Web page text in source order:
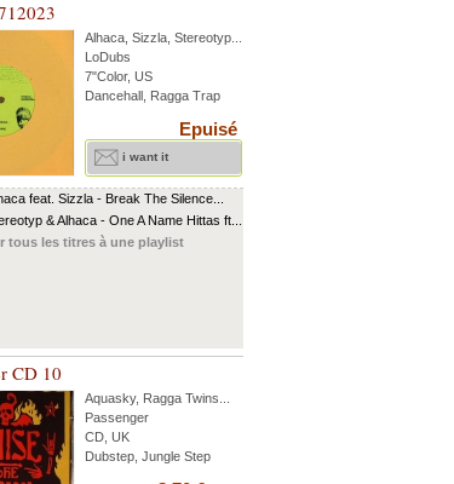
Alhaca Sizzla Stereotyp
LoDubs
7"Color, US
Dancehall, Ragga Trap
Epuisé
i want it
feat. Sizzla - Break The Silence...
& Alhaca - One A Name Hittas ft....
tous les titres à une playlist
CD 10
Aquasky, Ragga Twins
Passenger
CD, UK
Dubstep, Jungle Step